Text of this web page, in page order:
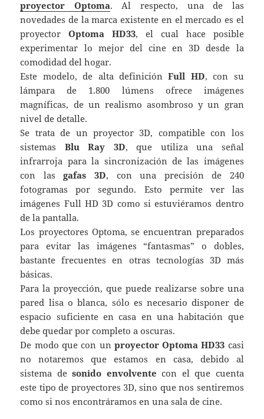
proyector Optoma. Al respecto, una de las
novedades de la marca existente en el mercado es el
proyectorOptoma HD33, el cual hace posible
experimentar lo mejor del cine en 3D desde la
comodidad del hogar.
Este modelo, de alta definiciónFull HD, con su
lámpara de 1.800 lúmens ofrece imágenes
magníficas, de un realismo asombroso y un gran
nivel de detalle.
Se trata de un proyector 3D, compatible con los
sistemas Blu Ray 3D, que utiliza una señal
infrarroja para la sincronización de las imágenes
con lasgafas 3D, con una precisión de 240
fotogramas por segundo. Esto permite ver las
imágenes Full HD 3D como si estuviéramos dentro
de la pantalla.
Los proyectores Optoma, se encuentran preparados
para evitar las imágenes “fantasmas” o dobles,
bastante frecuentes en otras tecnologías 3D más
básicas.
Para la proyección, que puede realizarse sobre una
pared lisa o blanca, sólo es necesario disponer de
espacio suficiente en casa en una habitación que
debe quedar por completo a oscuras.
De modo que con un proyector Optoma HD33 casi
no notaremos que estamos en casa, debido al
sistema desonido envolvente con el que cuenta
este tipo de proyectores 3D, sino que nos sentiremos
como si nos encontráramos en una sala de cine.